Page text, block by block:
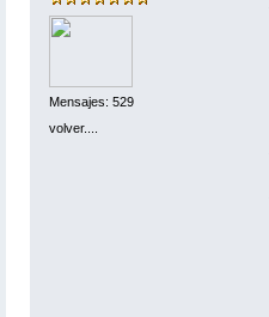
Mensajes: 529
volver....